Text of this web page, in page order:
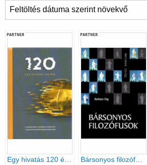
PARTNER PARTNER